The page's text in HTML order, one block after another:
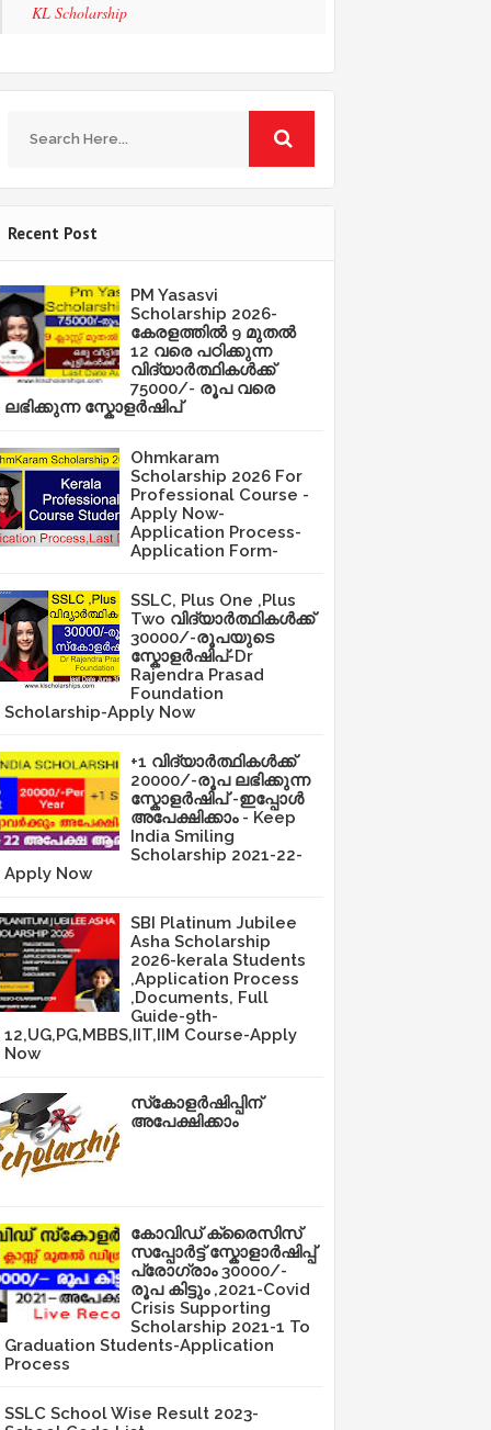
KL Scholarship
Recent Post
PM Yasasvi
Scholarship 2026-
കേരളത്തിൽ 9 മുതൽ
12 വരെ പഠിക്കുന്ന
വിദ്യാർത്ഥികൾക്ക്
75000/- രൂപ വരെ
ലഭിക്കുന്ന സ്കോളർഷിപ്
Ohmkaram
Scholarship 2026 For
Professional Course -
Apply Now-
Application Process-
Application Form-
SSLC, Plus One ,Plus
Two വിദ്യാർത്ഥികൾക്ക്
30000/-രൂപയുടെ
സ്കോളർഷിപ്-Dr
Rajendra Prasad
Foundation
Scholarship-Apply Now
+1 വിദ്യാർത്ഥികൾക്ക്
20000/-രൂപ ലഭിക്കുന്ന
സ്കോളർഷിപ് -ഇപ്പോൾ
അപേക്ഷിക്കാം - Keep
India Smiling
Scholarship 2021-22-
Apply Now
SBI Platinum Jubilee
Asha Scholarship
2026-kerala Students
,Application Process
,Documents, Full
Guide-9th-
12,UG,PG,MBBS,IIT,IIM Course-Apply
Now
സ്‌കോളർഷിപ്പിന്
അപേക്ഷിക്കാം
കോവിഡ് ക്രൈസിസ്
സപ്പോർട്ട് സ്കോളാർഷിപ്പ്
പ്രോഗ്രാം 30000/-
രൂപ കിട്ടും ,2021-Covid
Crisis Supporting
Scholarship 2021-1 To
Graduation Students-Application
Process
SSLC School Wise Result 2023-